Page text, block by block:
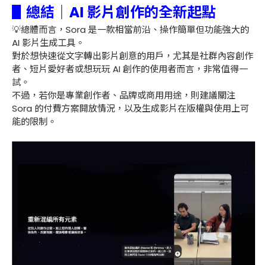
▋總結 ｜AI 影片創作的全新起點
💡總體而言，Sora 是一款相當前沿、操作簡單但功能強大的
AI 影片生成工具。
對於想快速從文字轉出影片創意的用戶，尤其是社群內容創作
者、短片愛好者或想玩玩 AI 創作的使用者而言，非常值得一
試。
不過，若你是專業創作者、品牌或商用用途，則建議關注
Sora 的付費方案開放情況，以及生成影片在版權與使用上可
能的限制。